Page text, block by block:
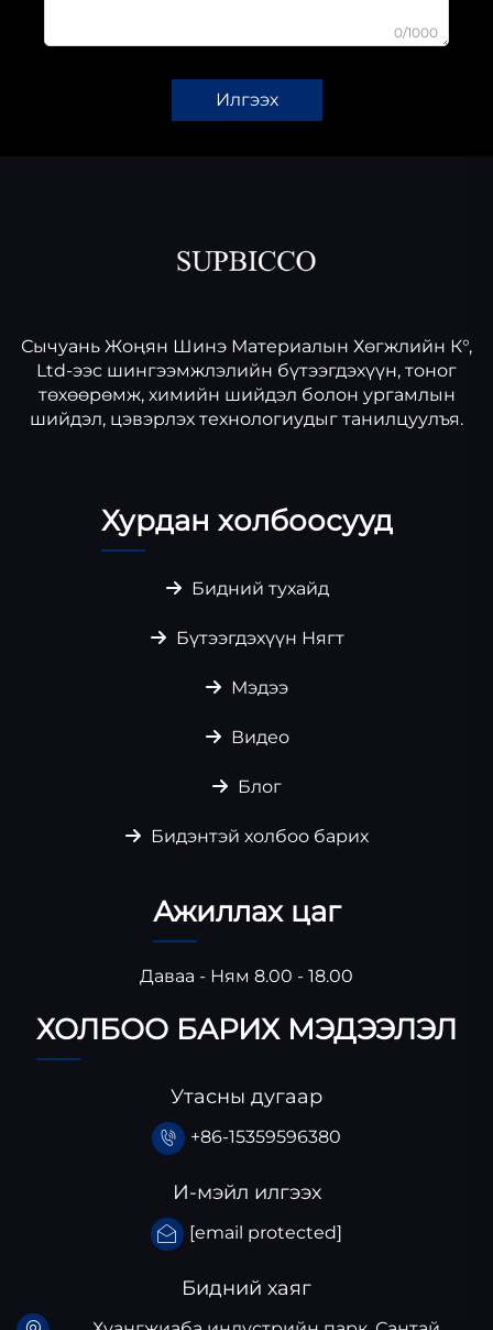
0/1000
Илгээх
Сычуань Жоңян Шинэ Материалын Хөгжлийн К°,
Ltd-ээс шингээмжлэлийн бүтээгдэхүүн, тоног
төхөөрөмж, химийн шийдэл болон ургамлын
шийдэл, цэвэрлэх технологиудыг танилцуулъя.
Хурдан холбоосууд
Бидний тухайд
Бүтээгдэхүүн Нягт
Мэдээ
Видео
Блог
Бидэнтэй холбоо барих
Ажиллах цаг
Даваа - Ням 8.00 - 18.00
ХОЛБОО БАРИХ МЭДЭЭЛЭЛ
Утасны дугаар
+86-15359596380
И-мэйл илгээх
[email protected]
Бидний хаяг